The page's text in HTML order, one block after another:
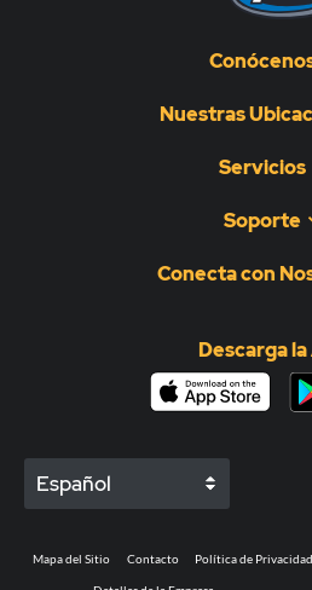
Nuestras
Servicios
Soporte
Conecta con
Descarga
Español
Mapa del Sitio Contacto Política de Privacidad